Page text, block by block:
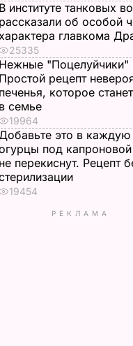
В институте танковых
рассказали об особой
главкома
25335
Нежные "Поцелуйчики"
Простой рецепт
печенья, которое
в семье
19964
это в каждую
под
не перекиснут. Рецепт
19454
РЕКЛАМА